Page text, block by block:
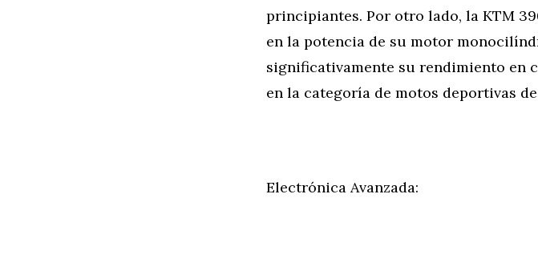
principiantes. Por otro lado, la KTM
en la potencia de su motor
significativamente su rendimiento en
en la categoría de motos deportivas
Electrónica Avanzada: